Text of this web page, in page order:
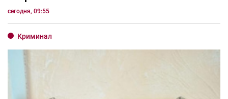
сегодня, 09:55
Криминал